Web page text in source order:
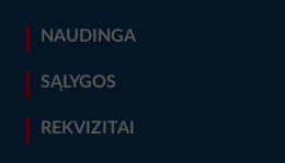
NAUDINGA
SĄLYGOS
REKVIZITAI